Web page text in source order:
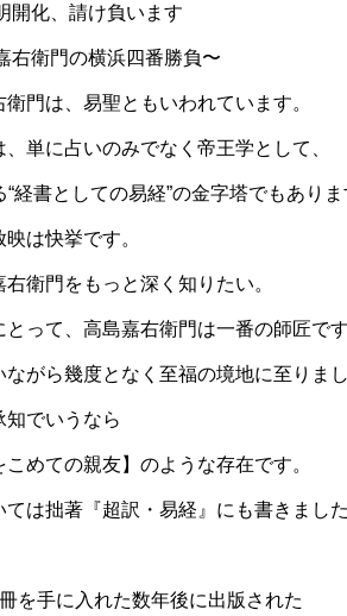
開化、請け負います
横浜四番勝負〜
門は、易聖ともいわれています。
単に占いのみでなく帝王学として、
経書としての易経”の金字塔でもありま
は快挙です。
衛門をもっと深く知りたい。
って、高島嘉右衛門は一番の師匠です
がら幾度となく至福の境地に至りまし
知でいうなら
めての親友】のような存在です。
は拙著『超訳・易経』にも書きました
を手に入れた数年後に出版された